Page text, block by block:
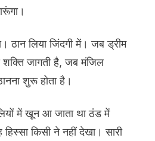
ठान लिया जिंदगी में। जब ड्रीम
शक्ति जागती है, जब मंजिल
शुरू होता है।
में खून आ जाता था ठंड में
किसी ने नहीं देखा। सारी